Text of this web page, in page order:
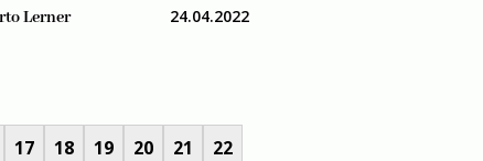
Lerner 24.04.2022
17 18 19 20 21
22